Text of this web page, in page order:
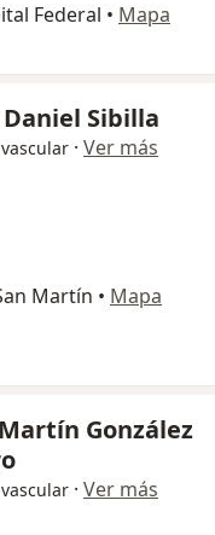
Federal • Mapa
Sibilla
· Ver más
Martín • Mapa
González
· Ver más